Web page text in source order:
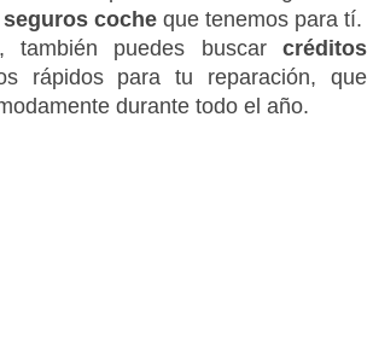
seguros coche que tenemos para tí.
también puedes buscar créditos
rápidos para tu reparación, que
durante todo el año.